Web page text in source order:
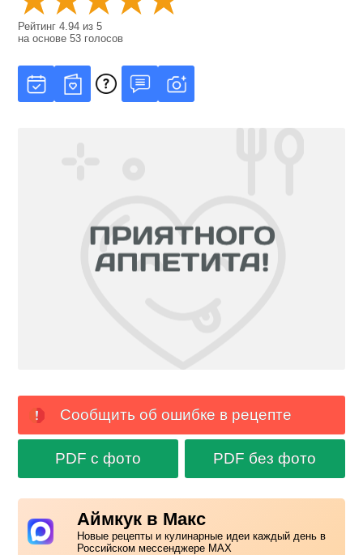
Рейтинг4.94 из5
на основе53 голосов
Сообщить об ошибке в рецепте
PDF с фото PDF без фото
Аймкук в Макс
Новые рецепты и кулинарные идеи каждый день в
Российском мессенджере MAX